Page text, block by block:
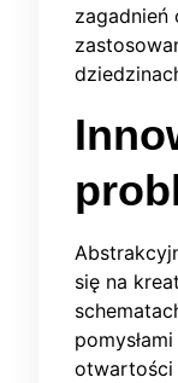
się na
otwartości